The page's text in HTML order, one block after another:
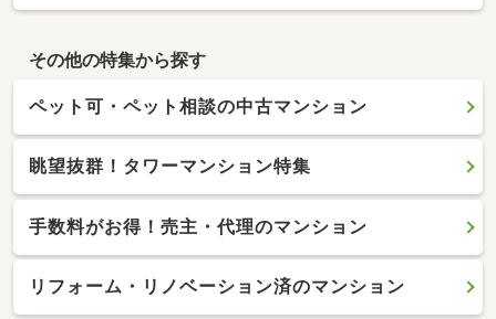
その他の特集から探す
ペット可・ペット相談の中古マンション
眺望抜群！タワーマンション特集
手数料がお得！売主・代理のマンション
リフォーム・リノベーション済のマンション